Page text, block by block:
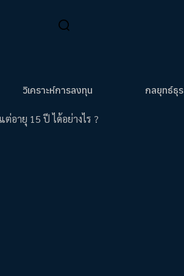
วิเคราะห์การลงทุน กลยุทธ์ธุ